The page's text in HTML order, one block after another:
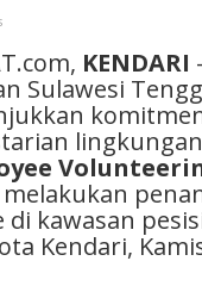
KENDARI
Sulawesi
kawasan
Kendari,